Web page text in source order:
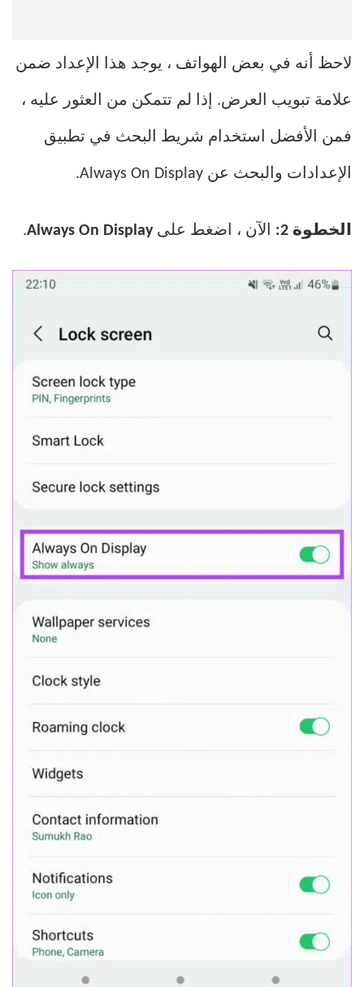
لاحظ أنه في بعض الهواتف ، يوجد هذا الإعداد ضمن
علامة تبويب العرض. إذا لم تتمكن من العثور عليه ،
فمن الأفضل استخدام شريط البحث في تطبيق
الإعدادات والبحث عن Always On Display.
الخطوة 2: الآن ، اضغط على Always On Display
.